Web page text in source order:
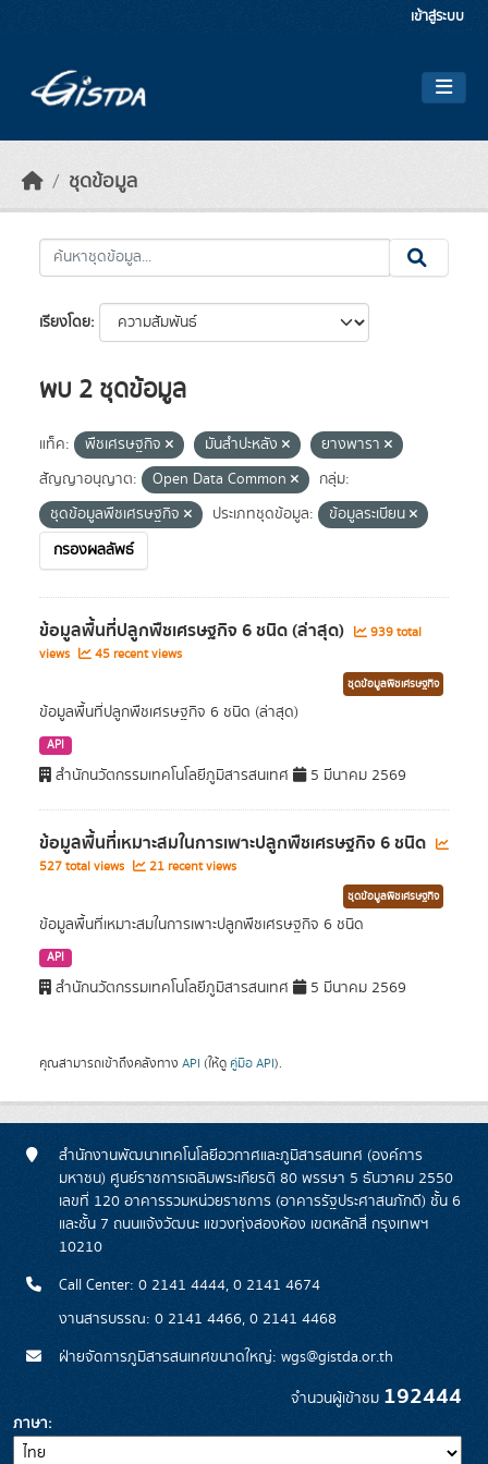
เข้าสู่ระบบ
ชุดข้อมูล
เรียงโดย
พบ 2 ชุดข้อมูล
แท็ค: พืชเศรษฐกิจ มันสำปะหลัง
ยางพารา
สัญญาอนุญาต:
Open Data Common
กลุ่ม:
ชุดข้อมูลพืชเศรษฐกิจ
ประเภทชุดข้อมูล:
ข้อมูลระเบียน
กรองผลลัพธ์
ข้อมูลพื้นที่ปลูกพืชเศรษฐกิจ 6 ชนิด (ล่าสุด)
939 total
views
45 recent views
ชุดข้อมูลพืชเศรษฐกิจ
ข้อมูลพื้นที่ปลูกพืชเศรษฐกิจ 6 ชนิด (ล่าสุด)
API
สำนักนวัตกรรมเทคโนโลยีภูมิสารสนเทศ 5 มีนาคม 2569
ข้อมูลพื้นที่เหมาะสมในการเพาะปลูกพืชเศรษฐกิจ 6 ชนิด
527 total views 21 recent views
ชุดข้อมูลพืชเศรษฐกิจ
ข้อมูลพื้นที่เหมาะสมในการเพาะปลูกพืชเศรษฐกิจ 6 ชนิด
API
สำนักนวัตกรรมเทคโนโลยีภูมิสารสนเทศ 5 มีนาคม 2569
คุณสามารถเข้าถึงคลังทาง API (ให้ดู คู่มือ API).
สำนักงานพัฒนาเทคโนโลยีอวกาศและภูมิสารสนเทศ (องค์การ
มหาชน) ศูนย์ราชการเฉลิมพระเกียรติ 80 พรรษา 5 ธันวาคม 2550
เลขที่ 120 อาคารรวมหน่วยราชการ (อาคารรัฐประศาสนภักดี) ชั้น 6
และชั้น 7 ถนนแจ้งวัฒนะ แขวงทุ่งสองห้อง เขตหลักสี่ กรุงเทพฯ
10210
Call Center: 0 2141 4444, 0 2141 4674
งานสารบรรณ: 0 2141 4466, 0 2141 4468
ฝ่ายจัดการภูมิสารสนเทศขนาดใหญ่: wgs@gistda.or.th
จำนวนผู้เข้าชม 192444
ภาษา